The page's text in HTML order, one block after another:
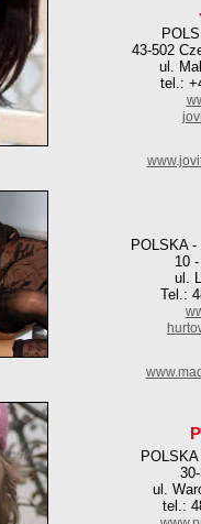
43-502
ul.
tel.:
POLSKA
10
ul.
Tel.:
ul.
tel.: